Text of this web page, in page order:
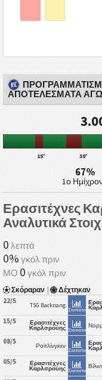
ΑΠΟΤΕΛΕΣΜΑΤΑ
15' 30'
67%
1ο
Ερασιτέχνες
Αναλυτικά
0 λεπτά
0% γκόλ πριν
ΜΟ 0 γκόλ πριν
Σκόραραν | Δέχτηκαν
22/5 TSG Backnang
Στατιστικά
15/5 Ερασιτέχνες
Καρλσρούης Στατιστικά
08/5 Ροϊτλίνγκεν
Στατιστικά
05/5 Ερασιτέχνες
Καρλσρούης Στατιστικά